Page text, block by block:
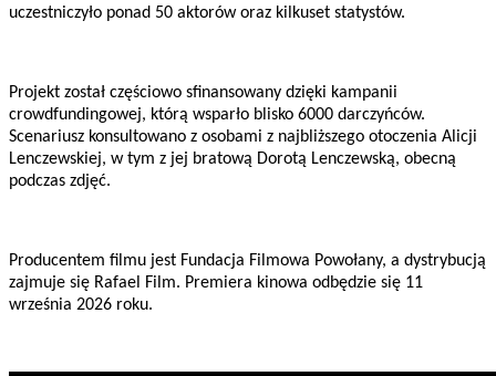
uczestniczyło ponad 50 aktorów oraz kilkuset statystów.
Projekt został częściowo sfinansowany dzięki kampanii
crowdfundingowej, którą wsparło blisko 6000 darczyńców.
Scenariusz konsultowano z osobami z najbliższego otoczenia Alicji
Lenczewskiej, w tym z jej bratową Dorotą Lenczewską, obecną
podczas zdjęć.
Producentem filmu jest Fundacja Filmowa Powołany, a dystrybucją
zajmuje się Rafael Film. Premiera kinowa odbędzie się 11
września 2026 roku.